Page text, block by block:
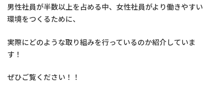
男性社員が半数以上を占める中、女性社員がより働きやすい
環境をつくるために、
実際にどのような取り組みを行っているのか紹介していま
す！
ぜひご覧ください！！